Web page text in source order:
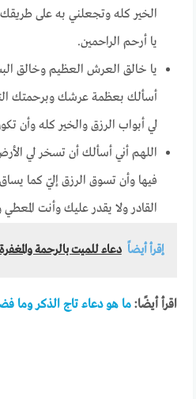
الخير كله وتجعلني به على
يا أرحم الراحمين.
يا خالق العرش العظيم وخالق
أسألك بعظمة عرشك وبرحمتك
لي أبواب الرزق والخير كله وأن
اللهم أني أسألك أن تسخر لي
فيها وأن تسوق الرزق إليّ كما
القادر ولا يقدر عليك وأنت المعطي
إقرأ أيضاً دعاء للميت بالرحمة
اقرأ أيضًا:ما هو دعاء تاج الذكر وما